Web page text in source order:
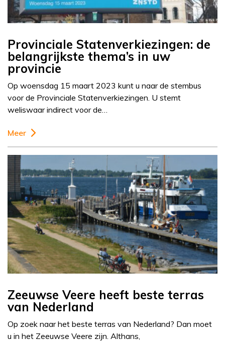
Provinciale Statenverkiezingen: de
belangrijkste thema’s in uw
provincie
Op woensdag 15 maart 2023 kunt u naar de stembus
voor de Provinciale Statenverkiezingen. U stemt
weliswaar indirect voor de…
Meer
Zeeuwse Veere heeft beste terras
van Nederland
Op zoek naar het beste terras van Nederland? Dan moet
u in het Zeeuwse Veere zijn. Althans,